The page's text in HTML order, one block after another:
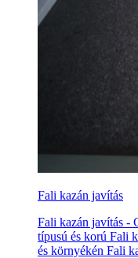
Fali kazán javítás
Fali kazán javítás -
típusú és korú Fali
és környékén Fali